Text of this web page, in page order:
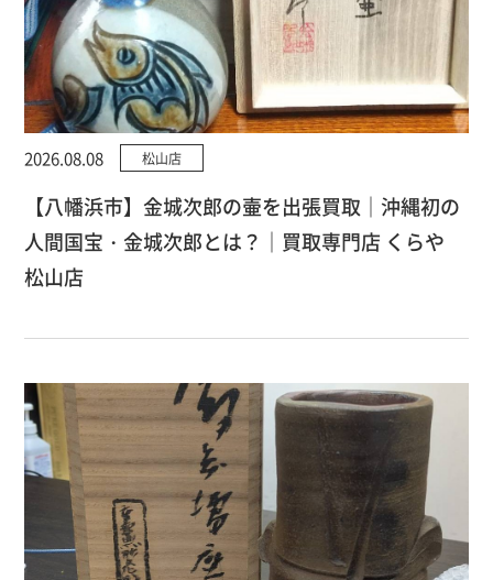
2026.08.08 松山店
【八幡浜市】金城次郎の壷を出張買取｜沖縄初の
人間国宝・金城次郎とは？｜買取専門店 くらや
松山店